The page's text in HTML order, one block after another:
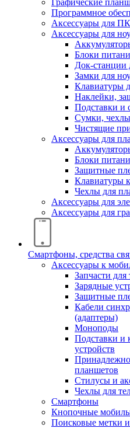
Графические
Программное
Аксессуары для ПК
Аксессуары для
Блоки
Док-станции
Замки для
Клавиатуры
Наклейки,
Подставки и
Сумки, чехлы
Чистящие
Аксессуары для
Блоки
Защитные
Клавиатуры
Чехлы для
Аксессуары для
Аксессуары для
Смартфоны, средства
Аксессуары к
Запчасти для
Зарядные
Защитные
Кабели
(адаптеры)
Моноподы
Подставки и
устройств
планшетов
Стилусы и
Чехлы для
Смартфоны
Кнопочные
Поисковые метки